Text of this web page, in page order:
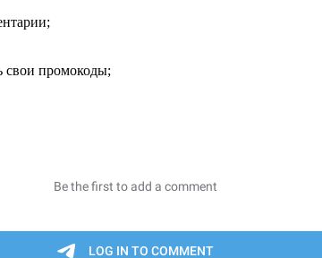
свои промокоды;